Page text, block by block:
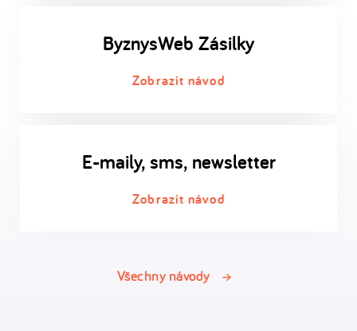
ByznysWeb Zásilky
Zobrazit návod
E-maily, sms, newsletter
Zobrazit návod
Všechny návody